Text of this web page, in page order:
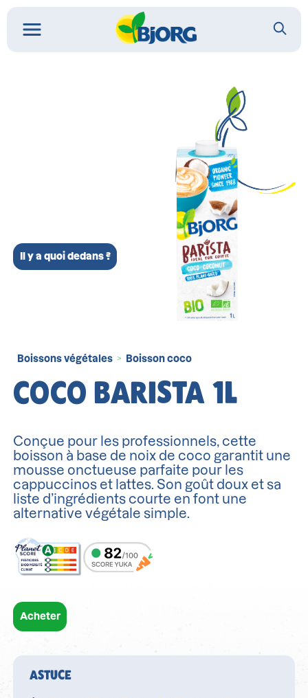
Il y a quoi dedans ?
Boissons végétales > Boisson coco
COCO BARISTA 1L
Conçue pour les professionnels, cette
boisson à base de noix de coco garantit une
mousse onctueuse parfaite pour les
cappuccinos et lattes. Son goût doux et sa
liste d’ingrédients courte en font une
alternative végétale simple.
Acheter
ASTUCE